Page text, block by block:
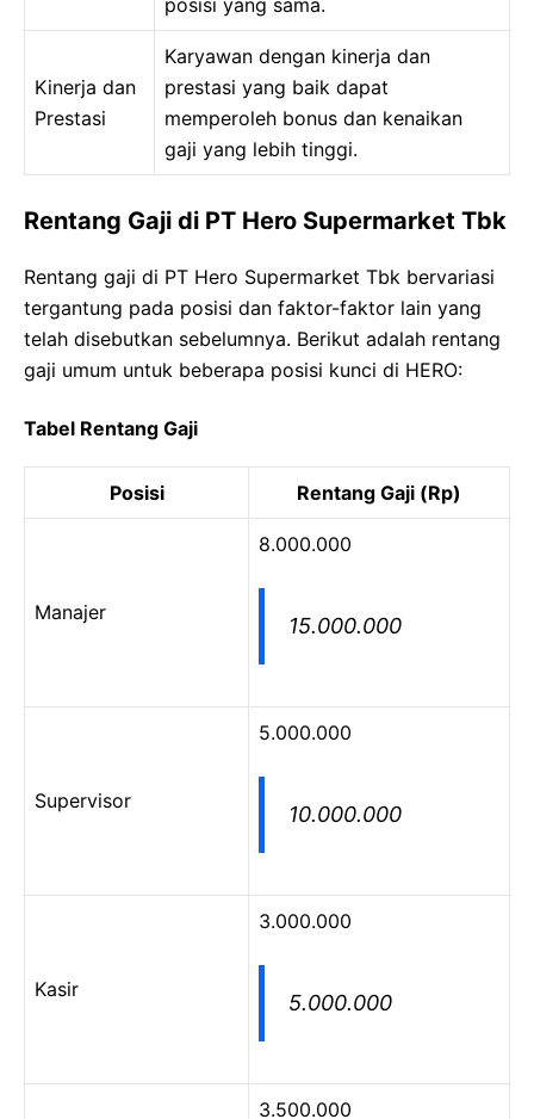
posisi yang sama.
Kinerja dan
Prestasi
Karyawan dengan kinerja dan
prestasi yang baik dapat
memperoleh bonus dan kenaikan
gaji yang lebih tinggi.
Rentang Gaji di PT Hero Supermarket Tbk
Rentang gaji di PT Hero Supermarket Tbk bervariasi
tergantung pada posisi dan faktor-faktor lain yang
telah disebutkan sebelumnya. Berikut adalah rentang
gaji umum untuk beberapa posisi kunci di HERO:
Tabel Rentang Gaji
Posisi Rentang Gaji (Rp)
Manajer
8.000.000
15.000.000
Supervisor
5.000.000
10.000.000
Kasir
3.000.000
5.000.000
3.500.000